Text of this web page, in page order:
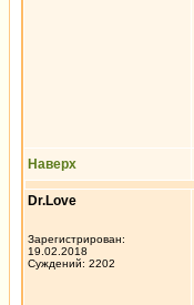
Наверх
Dr.Love
Зарегистрирован:
19.02.2018
Суждений: 2202